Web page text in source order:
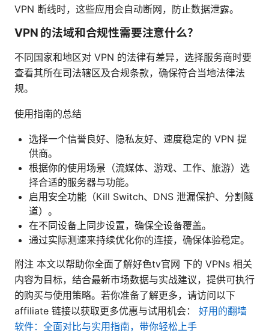
VPN 断线时，这些应用会自动断网，防止数据泄露。
VPN 的法域和合规性需要注意什么？
不同国家和地区对 VPN 的法律有差异，选择服务商时要
查看其所在司法辖区及合规条款，确保符合当地法律法
规。
使用指南的总结
选择一个信誉良好、隐私友好、速度稳定的 VPN 提
供商。
根据你的使用场景（流媒体、游戏、工作、旅游）选
择合适的服务器与功能。
启用安全功能（Kill Switch、DNS 泄漏保护、分割隧
道）。
在不同设备上同步设置，确保全设备覆盖。
通过实际测速来持续优化你的连接，确保体验稳定。
附注 本文以帮助你全面了解好色tv官网 下的 VPNs 相关
内容为目标，结合最新市场数据与实战建议，提供可执行
的购买与使用策略。若你准备了解更多，请访问以下
affiliate 链接以获取更多优惠与试用机会： 好用的翻墙
软件：全面对比与实用指南，带你轻松上手